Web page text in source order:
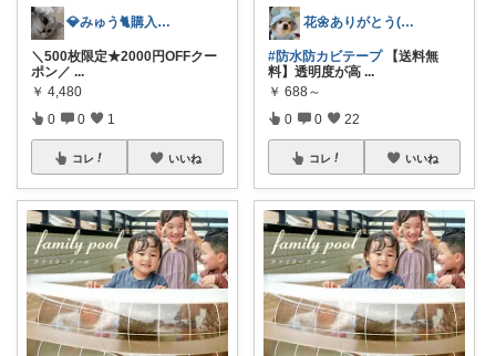
💎みゅう🐈購入感謝(❀ᴗ͈ˬᴗ͈)⁾
＼500枚限定★2000円OFFクー
ポン／ ...
￥ 4,480
0 0 1
コレ いいね
花🌼ありがとう(*･ω･)*_ _)ﾍ
#防水防カビテープ【送料無
料】透明度が高 ...
￥ 688～
0 0 22
コレ いいね